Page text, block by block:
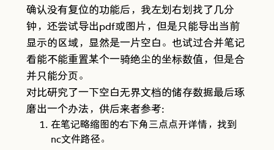
确认没有复位的功能后，我左划右划找了几分
钟，还尝试导出pdf或图片，但是只能导出当前
显示的区域，显然是一片空白。也试过合并笔记
看能不能重置某个一骑绝尘的坐标数值，但是合
并只能分页。
对比研究了一下空白无界文档的储存数据最后琢
磨出一个办法，供后来者参考:
在笔记略缩图的右下角三点点开详情，找到
nc文件路径。